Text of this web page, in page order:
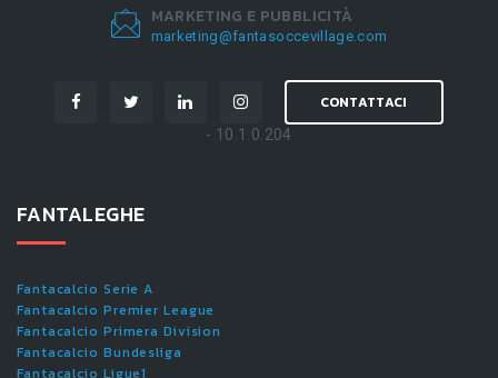
MARKETING E PUBBLICITÀ
marketing@fantasoccevillage.com
CONTATTACI
- 10.1.0.204
FANTALEGHE
Fantacalcio Serie A
Fantacalcio Premier League
Fantacalcio Primera Division
Fantacalcio Bundesliga
Fantacalcio Ligue1